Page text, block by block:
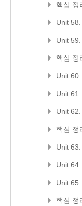
핵심 정
Unit
Unit
핵심 정
Unit
Unit
Unit
핵심 정
Unit
Unit
Unit
핵심 정